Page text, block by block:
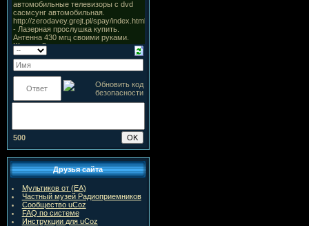
500
Друзья сайта
Мультиков от (ЕА)
Частный музей Радиоприемников
Сообщество uCoz
FAQ по системе
Инструкции для uCoz